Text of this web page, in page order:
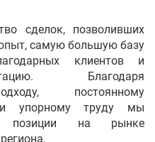
сделок, позволивших
самую большую базу
клиентов и
Благодаря
постоянному
и упорному труду мы
позиции на рынке